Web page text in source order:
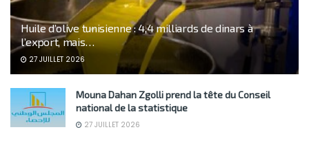
Huile d’olive tunisienne : 4,4 milliards de dinars à
l’export, mais…
27 JUILLET 2026
Mouna Dahan Zgolli prend la tête du Conseil
national de la statistique
27 JUILLET 2026